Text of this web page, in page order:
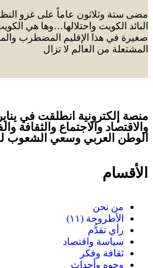
مضى ستة وثلاثون عاماً على غزو
البائد الكويت واحتلالها…وها هي
صغيرة في هذا الإقليم المضطرب
المشتعلة من العالم لا تزال
والاقتصاد والاجتماع
الوطن العربي وسعي الشعوب
الأقسام
من نحن
الأطروحة (١١)
رأي تقدُّم
سياسة واقتصاد
ثقافة وفكر
وجوه وأحداث